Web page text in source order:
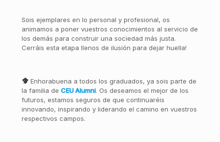
Sois ejemplares en lo personal y profesional, os
animamos a poner vuestros conocimientos al servicio de
los demás para construir una sociedad más justa.
Cerráis esta etapa llenos de ilusión para dejar huella!
Enhorabuena a todos los graduados, ya sois parte de
la familia de CEU Alumni. Os deseamos el mejor de los
futuros, estamos seguros de que continuaréis
innovando, inspirando y liderando el camino en vuestros
respectivos campos.